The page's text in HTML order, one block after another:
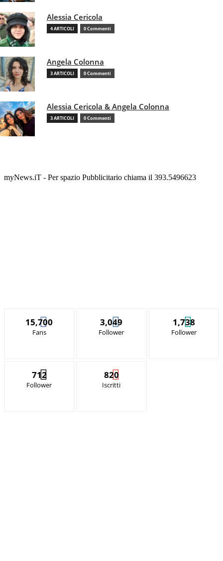
Alessia Cericola
4 ARTICOLI 0 Commenti
Angela Colonna
3 ARTICOLI 0 Commenti
Alessia Cericola & Angela Colonna
3 ARTICOLI 0 Commenti
myNews.iT - Per spazio Pubblicitario chiama il 393.5496623
15,700
Fans
3,049
Follower
1,738
Follower
712
Follower
820
Iscritti